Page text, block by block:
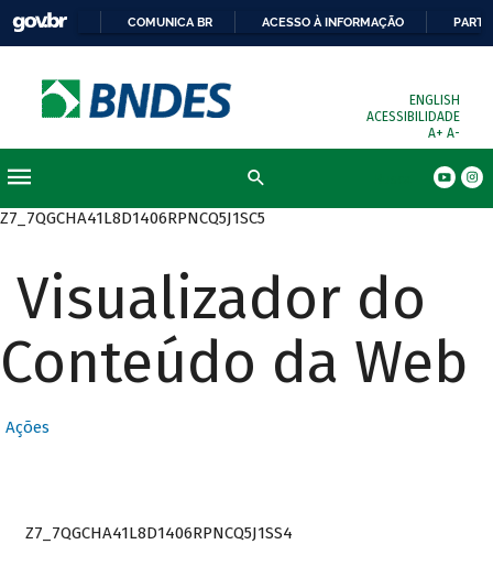
COMUNICA BR ACESSO À INFORMAÇÃO
ENGLISH
ACESSIBILIDADE
A+ A-
Z7_7QGCHA41L8D1406RPNCQ5J1SC5
Visualizador do
Conteúdo da Web
Ações
Z7_7QGCHA41L8D1406RPNCQ5J1SS4